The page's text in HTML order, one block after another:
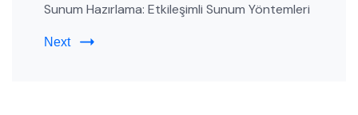
Sunum Hazırlama: Etkileşimli Sunum Yöntemleri
Next